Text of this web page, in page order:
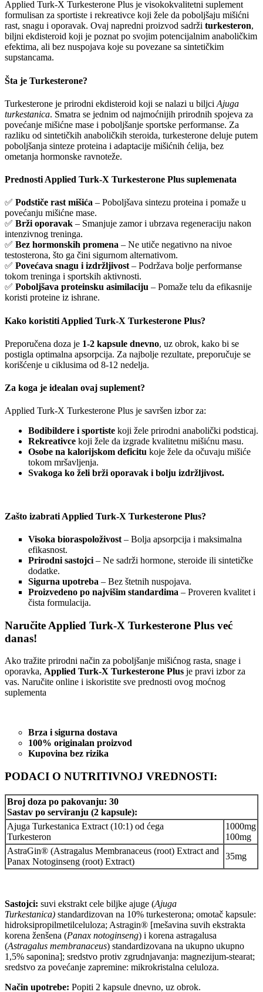
Applied Turk-X Turkesterone Plus je visokokvalitetni suplement
formulisan za sportiste i rekreativce koji žele da poboljšaju mišićni
rast, snagu i oporavak. Ovaj napredni proizvod sadrži turkesteron,
biljni ekdisteroid koji je poznat po svojim potencijalnim anaboličkim
efektima, ali bez nuspojava koje su povezane sa sintetičkim
supstancama.
Šta je Turkesterone?
Turkesterone je prirodni ekdisteroid koji se nalazi u biljci Ajuga
turkestanica. Smatra se jednim od najmoćnijih prirodnih spojeva za
povećanje mišićne mase i poboljšanje sportske performanse. Za
razliku od sintetičkih anaboličkih steroida, turkesterone deluje putem
poboljšanja sinteze proteina i adaptacije mišićnih ćelija, bez
ometanja hormonske ravnoteže.
Prednosti Applied Turk-X Turkesterone Plus suplemenata
✅ Podstiče rast mišića – Poboljšava sintezu proteina i pomaže u
povećanju mišićne mase.
✅ Brži oporavak – Smanjuje zamor i ubrzava regeneraciju nakon
intenzivnog treninga.
✅ Bez hormonskih promena – Ne utiče negativno na nivoe
testosterona, što ga čini sigurnom alternativom.
✅ Povećava snagu i izdržljivost – Podržava bolje performanse
tokom treninga i sportskih aktivnosti.
✅ Poboljšava proteinsku asimilaciju – Pomaže telu da efikasnije
koristi proteine iz ishrane.
Kako koristiti Applied Turk-X Turkesterone Plus?
Preporučena doza je 1-2 kapsule dnevno, uz obrok, kako bi se
postigla optimalna apsorpcija. Za najbolje rezultate, preporučuje se
korišćenje u ciklusima od 8-12 nedelja.
Za koga je idealan ovaj suplement?
Applied Turk-X Turkesterone Plus je savršen izbor za:
Bodibildere i sportiste koji žele prirodni anabolički podsticaj.
Rekreativce koji žele da izgrade kvalitetnu mišićnu masu.
Osobe na kalorijskom deficitu koje žele da očuvaju mišiće
tokom mršavljenja.
Svakoga ko želi brži oporavak i bolju izdržljivost.
Zašto izabrati Applied Turk-X Turkesterone Plus?
Visoka bioraspoloživost – Bolja apsorpcija i maksimalna
efikasnost.
Prirodni sastojci – Ne sadrži hormone, steroide ili sintetičke
dodatke.
Sigurna upotreba – Bez štetnih nuspojava.
Proizvedeno po najvišim standardima – Proveren kvalitet i
čista formulacija.
Naručite Applied Turk-X Turkesterone Plus već
danas!
Ako tražite prirodni način za poboljšanje mišićnog rasta, snage i
oporavka, Applied Turk-X Turkesterone Plus je pravi izbor za
vas. Naručite online i iskoristite sve prednosti ovog moćnog
suplementa
Brza i sigurna dostava
100% originalan proizvod
Kupovina bez rizika
PODACI O NUTRITIVNOJ VREDNOSTI:
Broj doza po pakovanju: 30
Sastav po serviranju (2 kapsule):
Ajuga Turkestanica Extract (10:1) od ćega
Turkesteron
1000mg
100mg
AstraGin® (Astragalus Membranaceus (root) Extract and
Panax Notoginseng (root) Extract)
35mg
Sastojci: suvi ekstrakt cele biljke ajuge (Ajuga
Turkestanica) standardizovan na 10% turkesterona; omotač kapsule:
hidroksipropilmetilceluloza; Astragin® [mešavina suvih ekstrakta
korena ženšena (Panax notoginseng) i korena astragalusa
(Astragalus membranaceus) standardizovana na ukupno ukupno
1,5% saponina]; sredstvo protiv zgrudnjavanja: magnezijum-stearat;
sredstvo za povećanje zapremine: mikrokristalna celuloza.
Način upotrebe: Popiti 2 kapsule dnevno, uz obrok.